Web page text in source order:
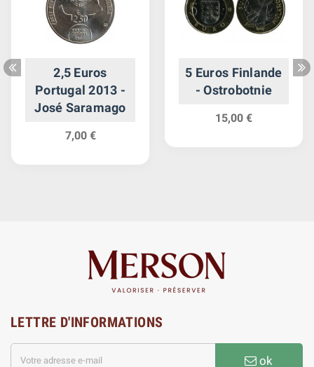
2,5 Euros
Portugal 2013 -
José Saramago
7,00 €
5 Euros Finlande
- Ostrobotnie
15,00 €
LETTRE D'INFORMATIONS
ok